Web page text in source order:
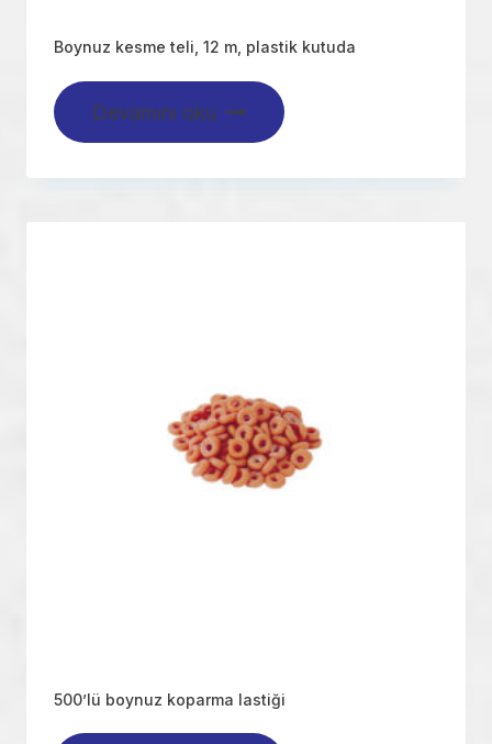
Boynuz kesme teli, 12 m, plastik kutuda
Devamını oku
500’lü boynuz koparma lastiği